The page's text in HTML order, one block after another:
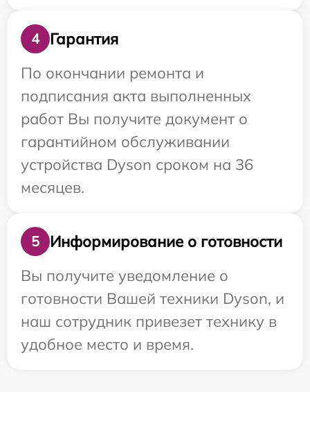
4
Гарантия
По окончании ремонта и
подписания акта выполненных
работ Вы получите документ о
гарантийном обслуживании
устройства Dyson сроком на 36
месяцев.
5
Информирование о готовности
Вы получите уведомление о
готовности Вашей техники Dyson, и
наш сотрудник привезет технику в
удобное место и время.